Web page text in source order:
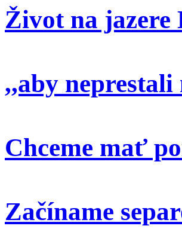
Život na jazere
,,aby
Chceme mať
Začíname